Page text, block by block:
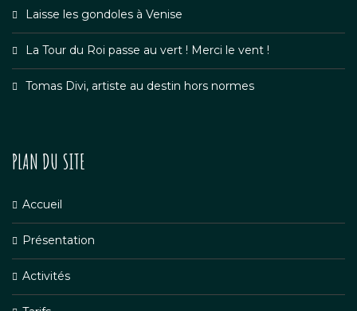
Laisse les gondoles à Venise
La Tour du Roi passe au vert ! Merci le vent !
Tomas Divi, artiste au destin hors normes
PLAN DU SITE
Accueil
Présentation
Activités